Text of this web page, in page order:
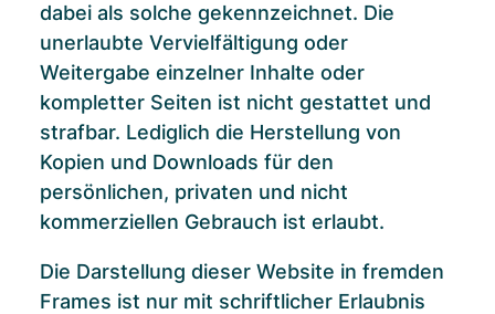
dabei als solche gekennzeichnet. Die
unerlaubte Vervielfältigung oder
Weitergabe einzelner Inhalte oder
kompletter Seiten ist nicht gestattet und
strafbar. Lediglich die Herstellung von
Kopien und Downloads für den
persönlichen, privaten und nicht
kommerziellen Gebrauch ist erlaubt.
Die Darstellung dieser Website in fremden
Frames ist nur mit schriftlicher Erlaubnis